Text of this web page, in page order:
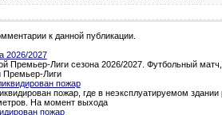
к данной публикации.
2026/2027
Премьер-Лиги сезона 2026/2027. Футбольный матч,
Премьер-Лиги
пожар
пожар, где в неэксплуатируемом
На момент выхода
пожар